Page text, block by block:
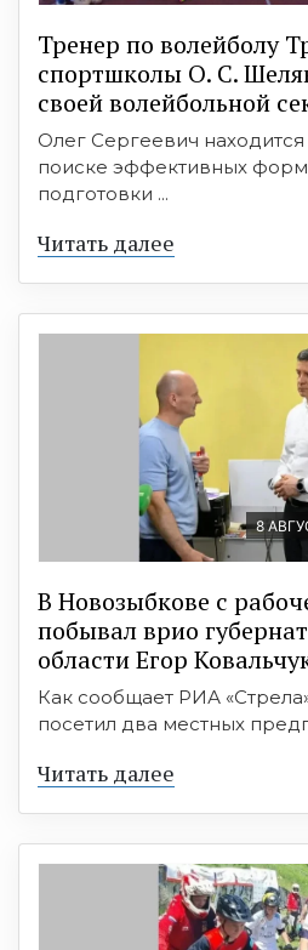
Тренер по волейболу
спортшколы О. С.
своей волейбольной
Олег Сергеевич
поиске эффективных
подготовки ...
Читать далее
8
В Новозыбкове с
побывал врио
области Егор
Как сообщает РИА
посетил два местных
Читать далее